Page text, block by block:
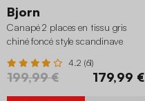
Bjorn
Canapé 2 places en tissu gris
chiné foncé style scandinave
4.2 (61)
199,99 € 179,99 €